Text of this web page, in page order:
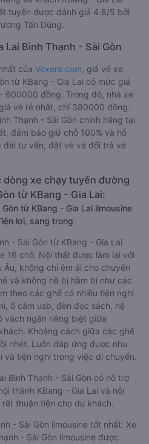
tuyến được đánh giá 4.8/5 bởi
Tấn Dũng.
Lai Bình Thạnh - Sài Gòn
của Vexere.com , giá vé xe
từ KBang - Gia Lai có mức giá
đồng. Trong đó, nhà xe
vé rẻ nhất, chỉ 380000 đồng.
Thạnh - Sài Gòn chính hãng tại
đảm bảo giữ chỗ 100% và hỗ
đài tư vấn, đặt vé và đổi trả vé
xe chạy tuyến đường
từ KBang - Gia Lai:
từ KBang - Gia Lai limousine
lợi, sang trọng
- Sài Gòn từ KBang - Gia Lai
16 chỗ. Nội thất được làm lại với
không chỉ êm ái cho chuyến
và không hề bị hầm bí như các
theo các ghế có nhiều tiện nghi
ổ cắm usb, đèn đọc sách, hệ
vách ngăn riêng biệt giữa
Khoảng cách giữa các ghế
nhét. Luôn đáp ứng được nhu
và tiện nghi trong việc di chuyển.
Bình Thạnh - Sài Gòn có hỗ trợ
thành KBang - Gia Lai và nội
thuận tiện cho du khách.
- Sài Gòn limousine tốt nhất: Xe
- Sài Gòn limousine được